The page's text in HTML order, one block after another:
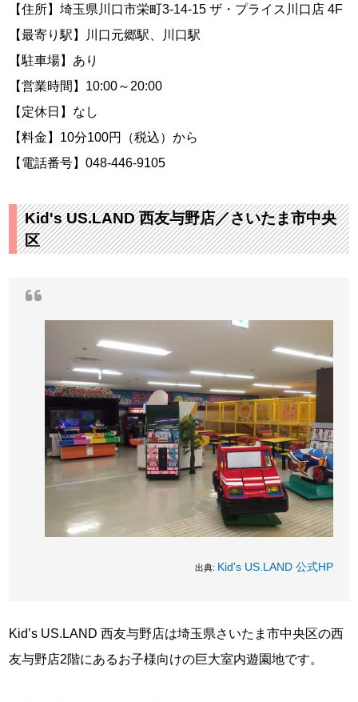
【住所】埼玉県川口市栄町3-14-15 ザ・プライス川口店 4F
【最寄り駅】川口元郷駅、川口駅
【駐車場】あり
【営業時間】10:00～20:00
【定休日】なし
【料金】10分100円（税込）から
【電話番号】048-446-9105
Kid's US.LAND 西友与野店／さいたま市中央
区
出典: Kid's US.LAND 公式HP
Kid’s US.LAND 西友与野店は埼玉県さいたま市中央区の西
友与野店2階にあるお子様向けの巨大室内遊園地です。